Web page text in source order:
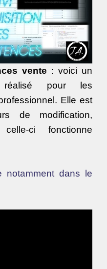
vente : voici un
réalisé pour les
Elle est
de modification,
celle-ci fonctionne
notamment dans le